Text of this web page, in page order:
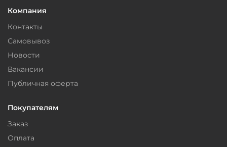
Компания
Контакты
Самовывоз
Новости
Вакансии
Публичная оферта
Покупателям
Заказ
Оплата